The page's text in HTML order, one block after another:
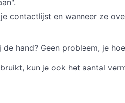
je contactlijst en wanneer ze
hand? Geen probleem, je
kun je ook het aantal